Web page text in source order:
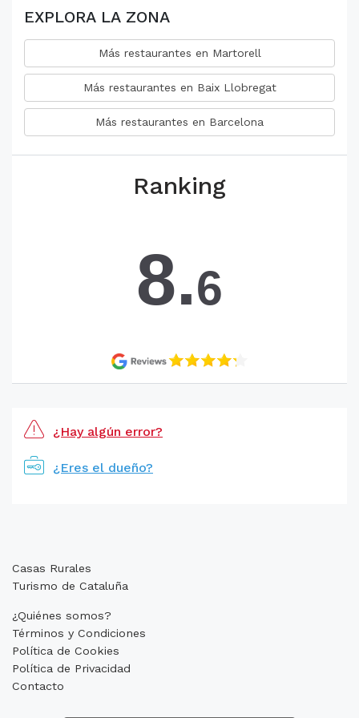
EXPLORA LA ZONA
Más restaurantes en Martorell
Más restaurantes en Baix Llobregat
Más restaurantes en Barcelona
Ranking
8.6
¿Hay algún error?
¿Eres el dueño?
Casas Rurales
Turismo de Cataluña
¿Quiénes somos?
Términos y Condiciones
Política de Cookies
Política de Privacidad
Contacto